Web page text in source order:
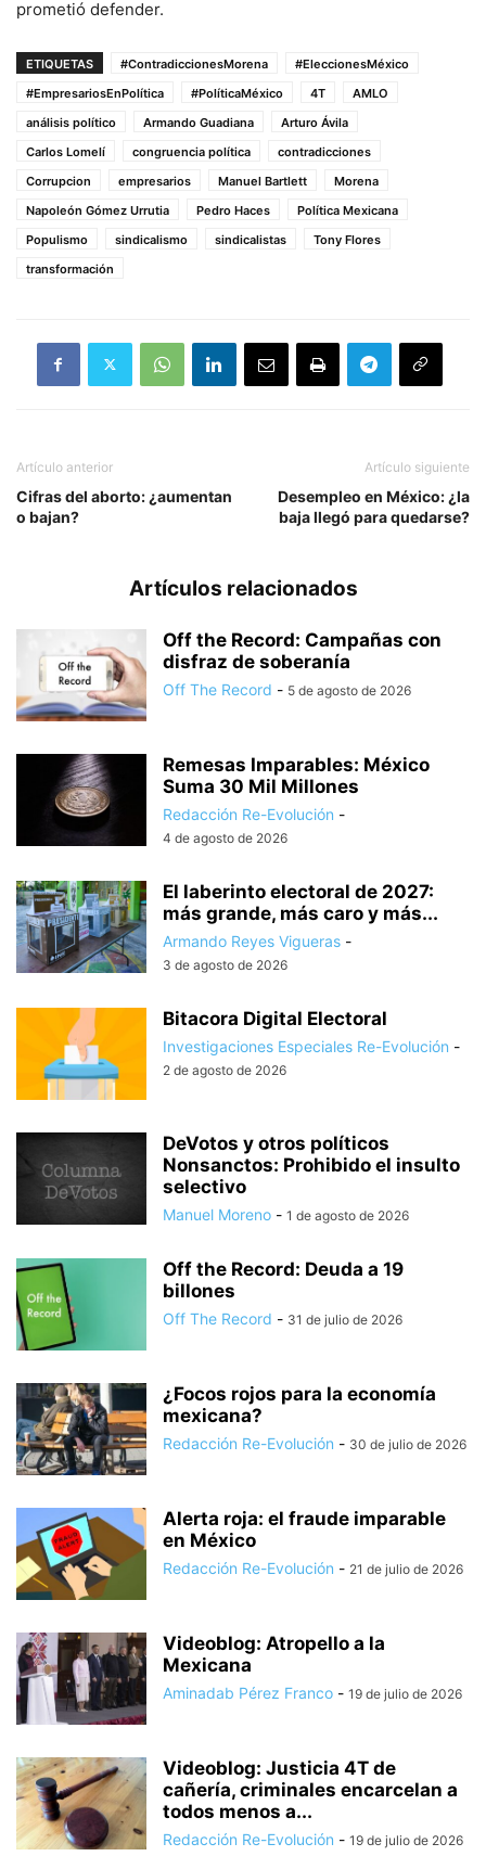
prometió defender.
ETIQUETAS #ContradiccionesMorena
#EleccionesMéxico
#EmpresariosEnPolítica
#PolíticaMéxico 4T
AMLO
análisis político
Armando Guadiana
Arturo Ávila
Carlos Lomelí
congruencia política
contradicciones
Corrupcion
empresarios Manuel Bartlett
Morena
Napoleón Gómez Urrutia
Pedro Haces
Política Mexicana
Populismo
sindicalismo sindicalistas
Tony Flores
transformación
Artículo anterior
Cifras del aborto: ¿aumentan
o bajan?
Artículo siguiente
Desempleo en México: ¿la
baja llegó para quedarse?
Artículos relacionados
Off the Record: Campañas con
disfraz de soberanía
Off The Record - 5 de agosto de 2026
Remesas Imparables: México
Suma 30 Mil Millones
Redacción Re-Evolución -
4 de agosto de 2026
El laberinto electoral de 2027:
más grande, más caro y más...
Armando Reyes Vigueras -
3 de agosto de 2026
Bitacora Digital Electoral
Investigaciones Especiales Re-Evolución -
2 de agosto de 2026
DeVotos y otros políticos
Nonsanctos: Prohibido el insulto
selectivo
Manuel Moreno - 1 de agosto de 2026
Off the Record: Deuda a 19
billones
Off The Record - 31 de julio de 2026
¿Focos rojos para la economía
mexicana?
Redacción Re-Evolución - 30 de julio de 2026
Alerta roja: el fraude imparable
en México
Redacción Re-Evolución - 21 de julio de 2026
Videoblog: Atropello a la
Mexicana
Aminadab Pérez Franco - 19 de julio de 2026
Videoblog: Justicia 4T de
cañería, criminales encarcelan a
todos menos a...
Redacción Re-Evolución - 19 de julio de 2026